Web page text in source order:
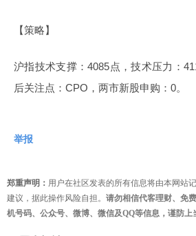
【策略】
沪指技术支撑：4085点，技术压力：
后关注点：CPO，两市新股申购：0。
举报
郑重声明： 用户在社区发表的所有信息将由本网站
建议，据此操作风险自担。 请勿相信代客理财、免
机号码、公众号、微博、微信及QQ等信息，谨防上